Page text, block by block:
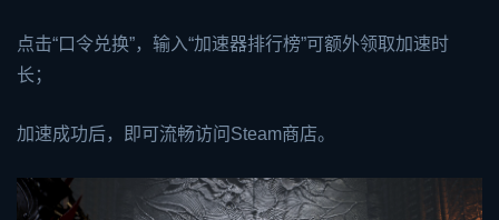
点击“口令兑换”，输入“加速器排行榜”可额外领取加速时
长；
加速成功后，即可流畅访问Steam商店。